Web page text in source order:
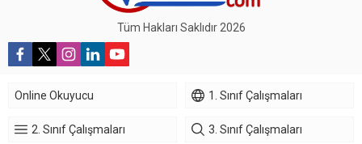
Tüm Hakları Saklıdır 2026
Online Okuyucu 1. Sınıf Çalışmaları
2. Sınıf Çalışmaları 3. Sınıf Çalışmaları